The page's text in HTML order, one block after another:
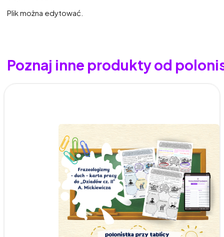
Plik można edytować.
Poznaj inne produkty od